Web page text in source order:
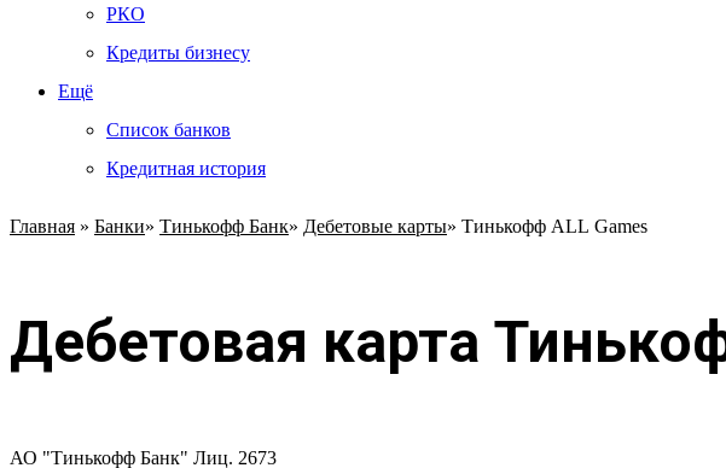
РКО
Кредиты бизнесу
Ещё
Список банков
Кредитная история
Главная » Банки» Тинькофф Банк» Дебетовые карты» Тинькофф ALL Games
Дебетовая карта
АО "Тинькофф Банк" Лиц. 2673